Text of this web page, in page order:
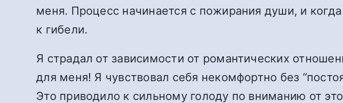
меня. Процесс начинается с пожирания души, и
к гибели.
Я страдал от зависимости от романтических
для меня! Я чувствовал себя некомфортно без
Это приводило к сильному голоду по вниманию от